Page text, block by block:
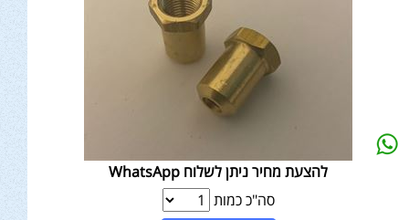
להצעת מחיר ניתן לשלוח WhatsApp
סה"כ כמות